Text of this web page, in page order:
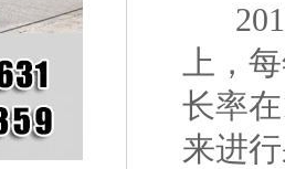
2011
上，
长率
来进